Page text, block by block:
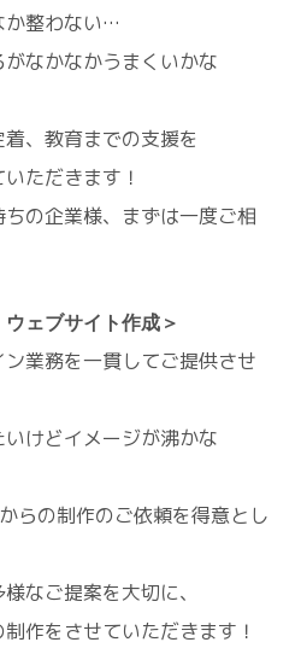
か整わない…
なかなかうまくいかな
、教育までの支援を
ただきます！
の企業様、まずは一度ご相
ェブサイト作成＞
業務を一貫してご提供させ
けどイメージが沸かな
らの制作のご依頼を得意とし
なご提案を大切に、
作をさせていただきます！